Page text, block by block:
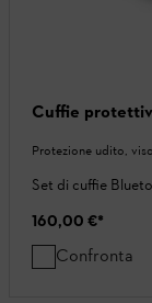
Cuffie
Protezione udito,
Set di cuffie
160,00 €*
Confronta